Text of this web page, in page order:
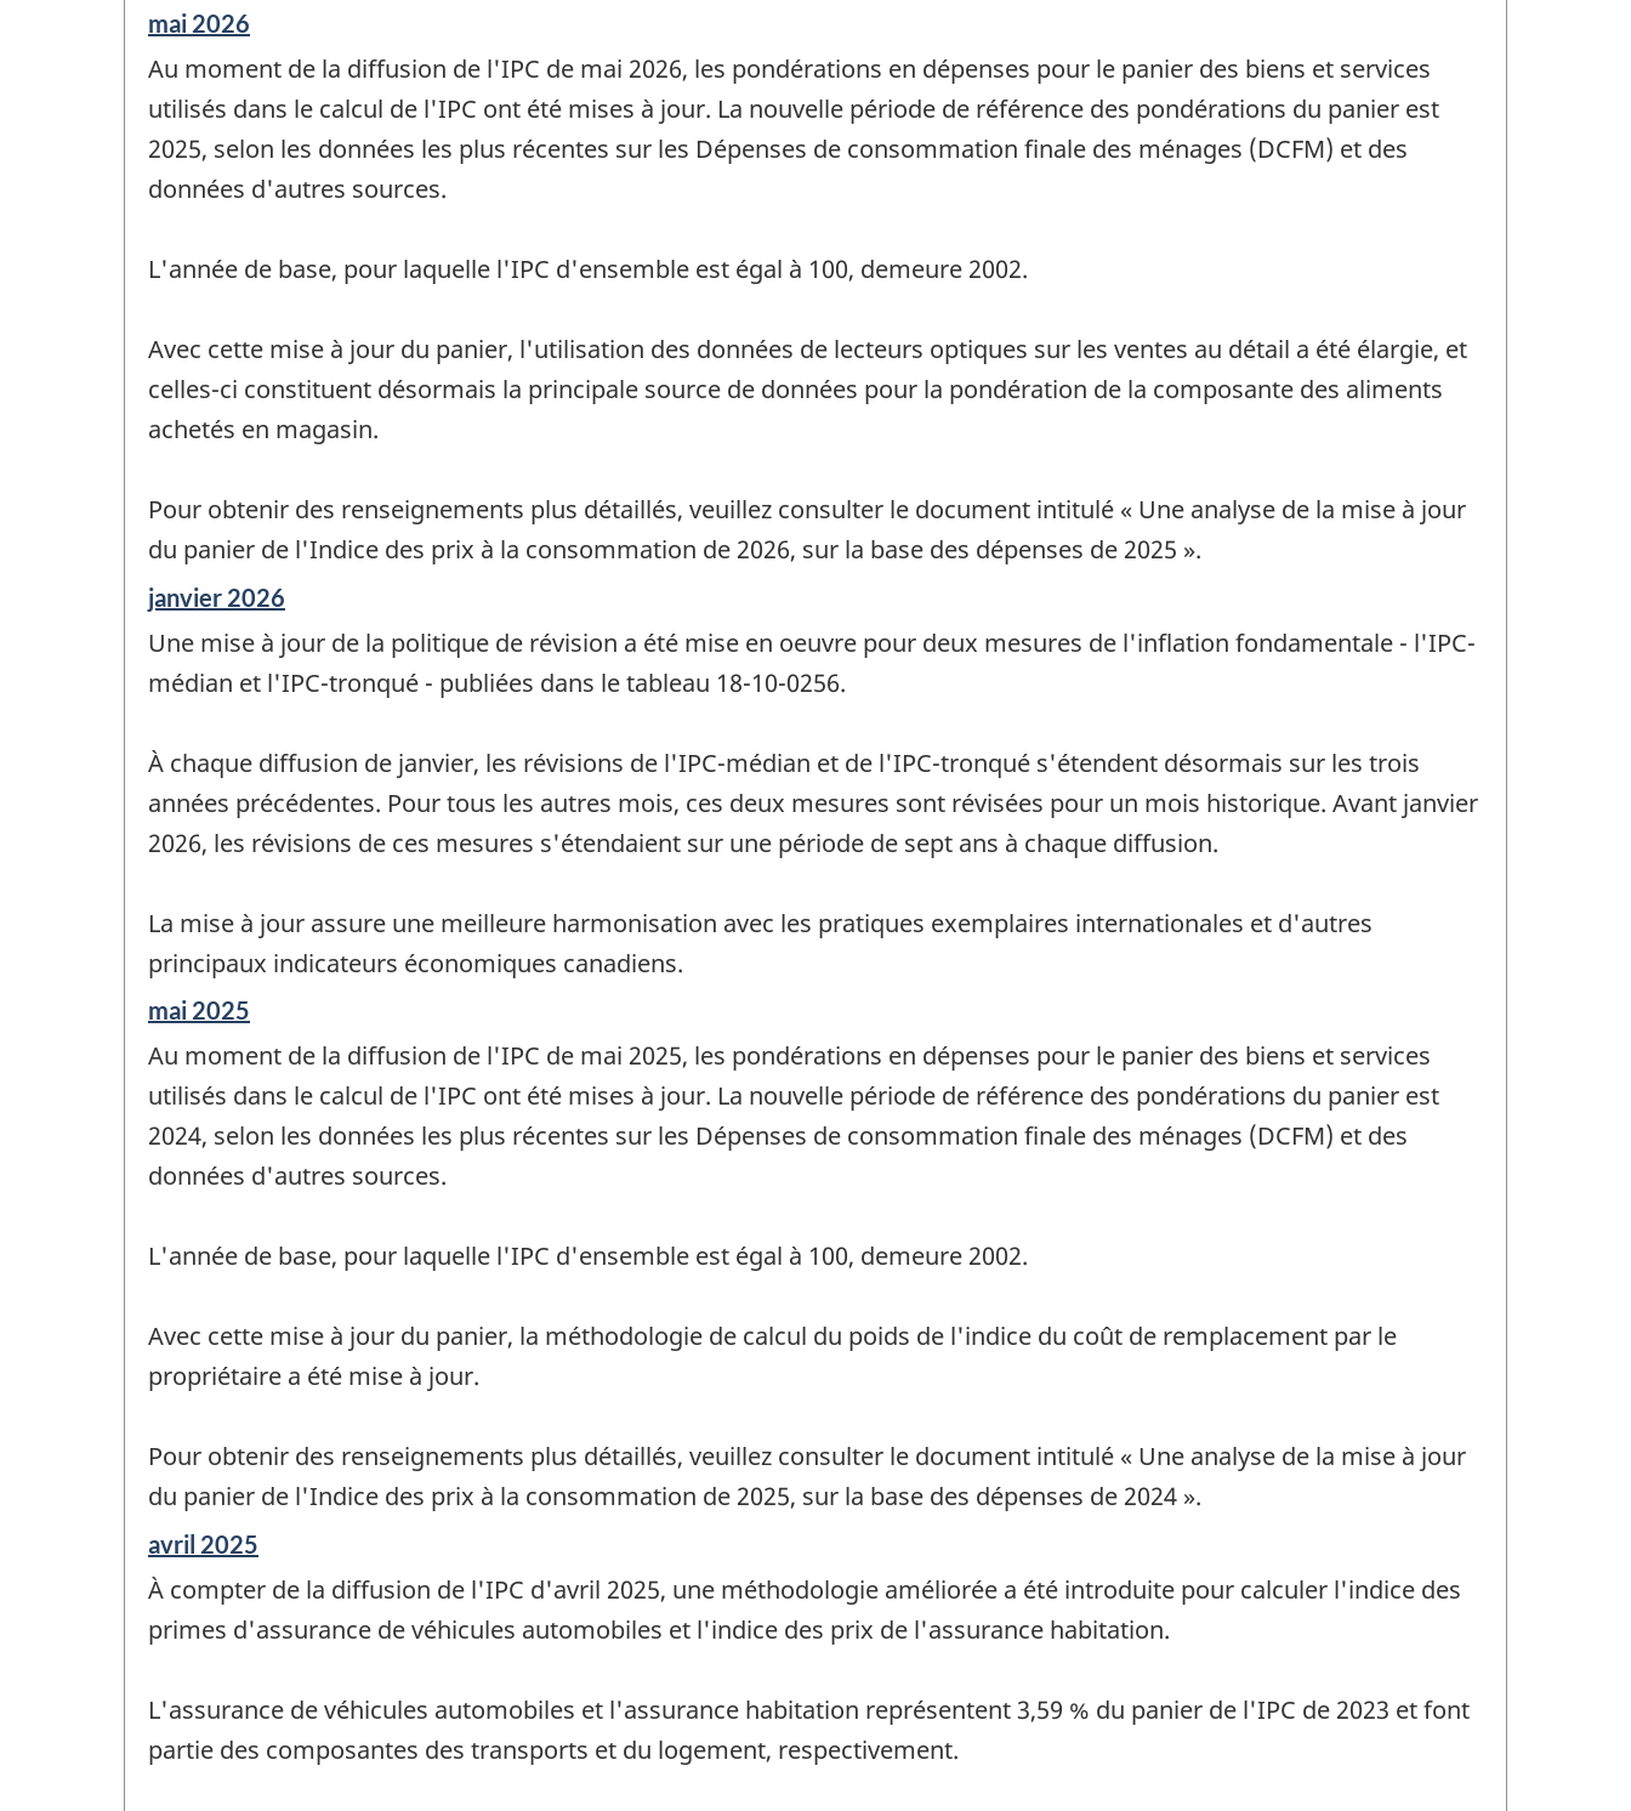
Période
référence
de
-
mai 2026
Au moment de la diffusion de l'IPC de mai 2026, les pondérations en dépenses pour le panier des biens et services
utilisés dans le calcul de l'IPC ont été mises à jour. La nouvelle période de référence des pondérations du panier est
2025, selon les données les plus récentes sur les Dépenses de consommation finale des ménages (DCFM) et des
données d'autres sources.
L'année de base, pour laquelle l'IPC d'ensemble est égal à 100, demeure 2002.
Avec cette mise à jour du panier, l'utilisation des données de lecteurs optiques sur les ventes au détail a été élargie, et
celles-ci constituent désormais la principale source de données pour la pondération de la composante des aliments
achetés en magasin.
Pour obtenir des renseignements plus détaillés, veuillez consulter le document intitulé « Une analyse de la mise à jour
du panier de l'Indice des prix à la consommation de 2026, sur la base des dépenses de 2025 ».
Période
référence
de
janvier 2026
Une mise à jour de la politique de révision a été mise en oeuvre pour deux mesures de l'inflation fondamentale - l'IPC-
médian et l'IPC-tronqué - publiées dans le tableau 18-10-0256.
À chaque diffusion de janvier, les révisions de l'IPC-médian et de l'IPC-tronqué s'étendent désormais sur les trois
années précédentes. Pour tous les autres mois, ces deux mesures sont révisées pour un mois historique. Avant janvier
2026, les révisions de ces mesures s'étendaient sur une période de sept ans à chaque diffusion.
La mise à jour assure une meilleure harmonisation avec les pratiques exemplaires internationales et d'autres
principaux indicateurs économiques canadiens.
Période
référence
de
-
mai 2025
Au moment de la diffusion de l'IPC de mai 2025, les pondérations en dépenses pour le panier des biens et services
utilisés dans le calcul de l'IPC ont été mises à jour. La nouvelle période de référence des pondérations du panier est
2024, selon les données les plus récentes sur les Dépenses de consommation finale des ménages (DCFM) et des
données d'autres sources.
L'année de base, pour laquelle l'IPC d'ensemble est égal à 100, demeure 2002.
Avec cette mise à jour du panier, la méthodologie de calcul du poids de l'indice du coût de remplacement par le
propriétaire a été mise à jour.
Pour obtenir des renseignements plus détaillés, veuillez consulter le document intitulé « Une analyse de la mise à jour
du panier de l'Indice des prix à la consommation de 2025, sur la base des dépenses de 2024 ».
Période
de
référence
de
changement
avril 2025
À compter de la diffusion de l'IPC d'avril 2025, une méthodologie améliorée a été introduite pour calculer l'indice des
primes d'assurance de véhicules automobiles et l'indice des prix de l'assurance habitation.
L'assurance de véhicules automobiles et l'assurance habitation représentent 3,59 % du panier de l'IPC de 2023 et font
partie des composantes des transports et du logement, respectivement.